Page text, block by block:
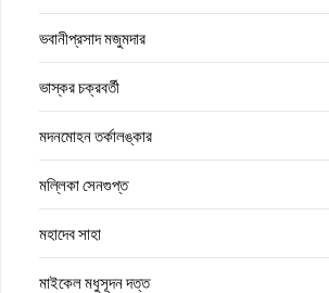
ভবানীপ্রসাদ মজুমদার
ভাস্কর চক্রবর্তী
মদনমোহন তর্কালঙ্কার
মল্লিকা সেনগুপ্ত
মহাদেব সাহা
মাইকেল মধুসূদন দত্ত